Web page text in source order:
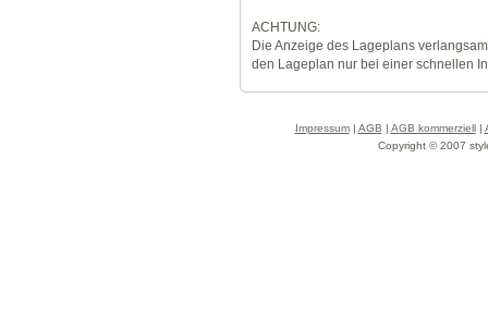
ACHTUNG:
Die Anzeige des Lageplans
den Lageplan nur bei einer schnellen
Impressum| AGB | AGB kommerziell|
Copyright © 2007